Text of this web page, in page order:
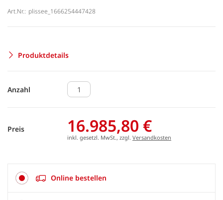
Art.Nr.: plissee_1666254447428
Produktdetails
Anzahl
Preis 16.985,80 €
inkl. gesetzl. MwSt., zzgl. Versandkosten
Online bestellen